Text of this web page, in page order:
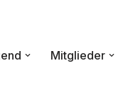
Mitglieder